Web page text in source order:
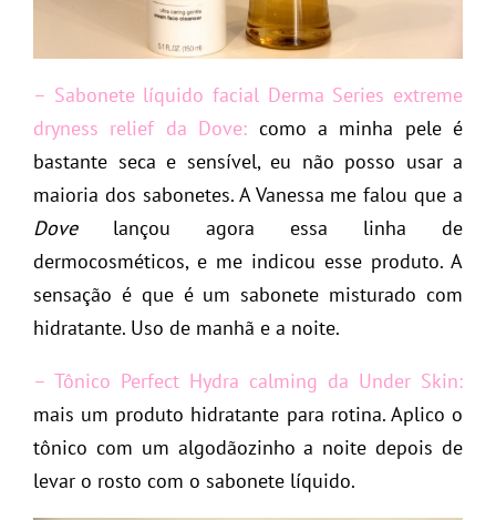
– Sabonete líquido facial Derma Series extreme
dryness relief da Dove: como a minha pele é
bastante seca e sensível, eu não posso usar a
maioria dos sabonetes. A Vanessa me falou que a
Dovelançou agora essa linha de
dermocosméticos, e me indicou esse produto. A
sensação é que é um sabonete misturado com
hidratante. Uso de manhã e a noite.
– Tônico Perfect Hydra calming da Under Skin:
mais um produto hidratante para rotina. Aplico o
tônico com um algodãozinho a noite depois de
levar o rosto com o sabonete líquido.